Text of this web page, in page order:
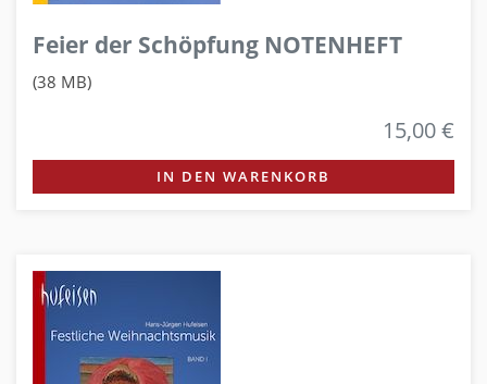
Feier der Schöpfung NOTENHEFT
(38 MB)
15,00 €
IN DEN WARENKORB